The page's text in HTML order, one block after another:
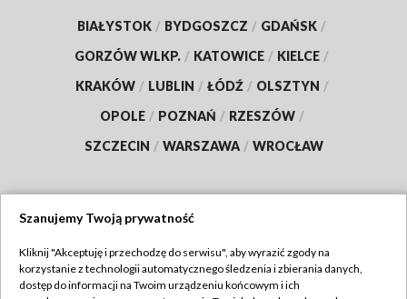
BIAŁYSTOK / BYDGOSZCZ / GDAŃSK /
GORZÓW WLKP. / KATOWICE / KIELCE /
KRAKÓW / LUBLIN / ŁÓDŹ / OLSZTYN /
OPOLE / POZNAŃ / RZESZÓW /
SZCZECIN / WARSZAWA / WROCŁAW
TVP
Szanujemy Twoją prywatność
Kliknij "Akceptuję i przechodzę do serwisu", aby wyrazić zgody na
korzystanie z technologii automatycznego śledzenia i zbierania danych,
dostęp do informacji na Twoim urządzeniu końcowym i ich